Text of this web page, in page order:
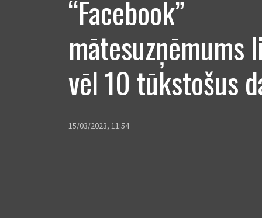
“Facebook”
mātesuzņēmums
vēl 10 tūkstošus
15/03/2023, 11:54